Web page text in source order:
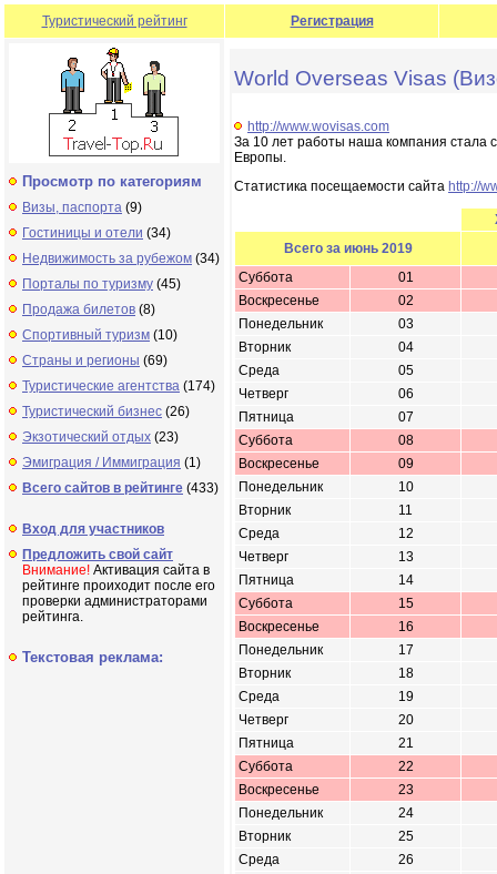
Туристический рейтинг Регистрация
Просмотр по категориям
Визы, паспорта (9)
Гостиницы и отели (34)
Недвижимость за рубежом (34)
Порталы по туризму (45)
Продажа билетов (8)
Спортивный туризм (10)
Страны и регионы (69)
Туристические агентства (174)
Туристический бизнес (26)
Экзотический отдых (23)
Эмиграция / Иммиграция (1)
Всего сайтов в рейтинге (433)
Вход для участников
Предложить свой сайт
Внимание! Активация сайта в
рейтинге проиходит после его
проверки администраторами
рейтинга.
Текстовая реклама:
World Overseas Visas
http://www.wovisas.com
За 10 лет работы наша компания
Европы.
Статистика посещаемости сайта http://
Всего за июнь 2019
Суббота
01
Воскресенье
02
Понедельник
03
Вторник
04
Среда
05
Четверг
06
Пятница
07
Суббота
08
Воскресенье
09
Понедельник
10
Вторник
11
Среда
12
Четверг
13
Пятница
14
Суббота
15
Воскресенье
16
Понедельник
17
Вторник
18
Среда
19
Четверг
20
Пятница
21
Суббота
22
Воскресенье
23
Понедельник
24
Вторник
25
Среда
26